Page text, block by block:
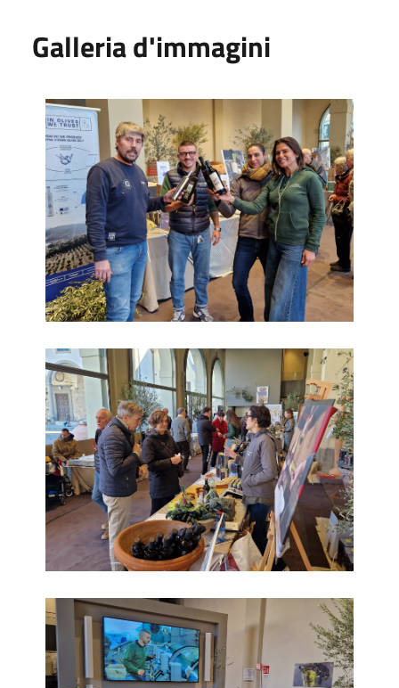
Galleria d'immagini
Frant'Olio 2023_1
Frant'Olio 2023_3
Frant'Olio 2023_4